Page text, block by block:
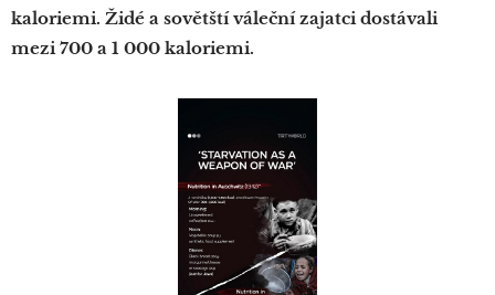
kaloriemi. Židé a sovětští váleční zajatci dostávali
mezi 700 a 1 000 kaloriemi.